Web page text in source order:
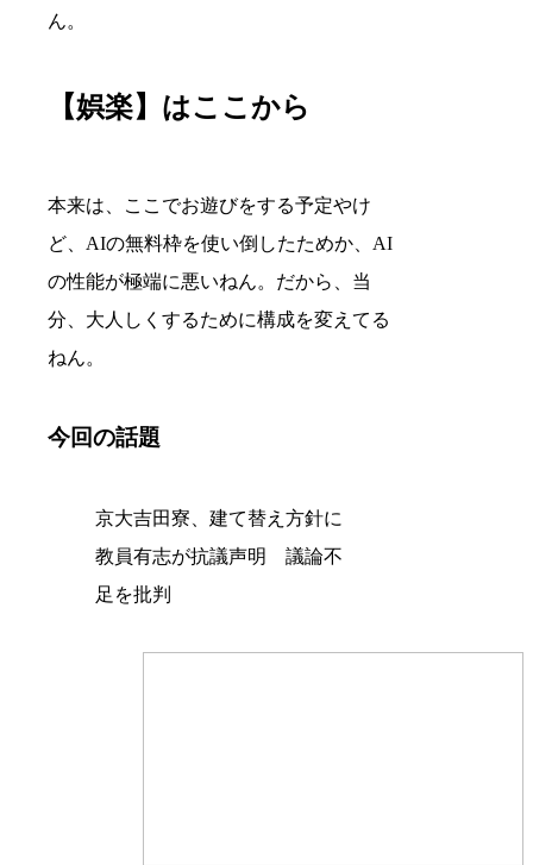
ん。
【娯楽】はここから
本来は、ここでお遊びをする予定やけ
ど、AIの無料枠を使い倒したためか、AI
の性能が極端に悪いねん。だから、当
分、大人しくするために構成を変えてる
ねん。
今回の話題
京大吉田寮、建て替え方針に
教員有志が抗議声明 議論不
足を批判